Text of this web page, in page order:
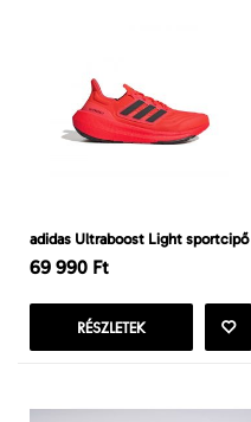
adidas Ultraboost Light sportcipő
69 990 Ft
RÉSZLETEK